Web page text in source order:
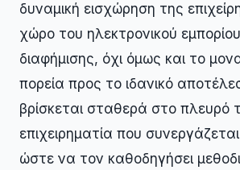
δυναμική εισχώρηση της
χώρο του ηλεκτρονικού
διαφήμισης, όχι όμως και το
πορεία προς το ιδανικό
βρίσκεται σταθερά στο πλευρό
επιχειρηματία που
ώστε να τον καθοδηγήσει